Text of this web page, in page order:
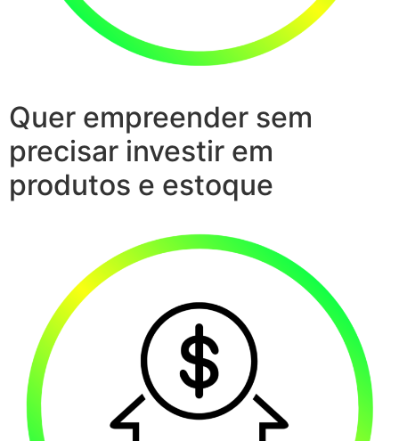
Quer empreender sem
precisar investir em
produtos e estoque